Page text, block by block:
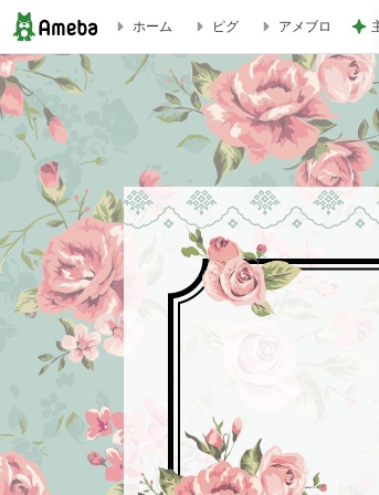
ピアノ講師ラボ・4月号に掲載されました。 |
ホーム ピグ アメブロ